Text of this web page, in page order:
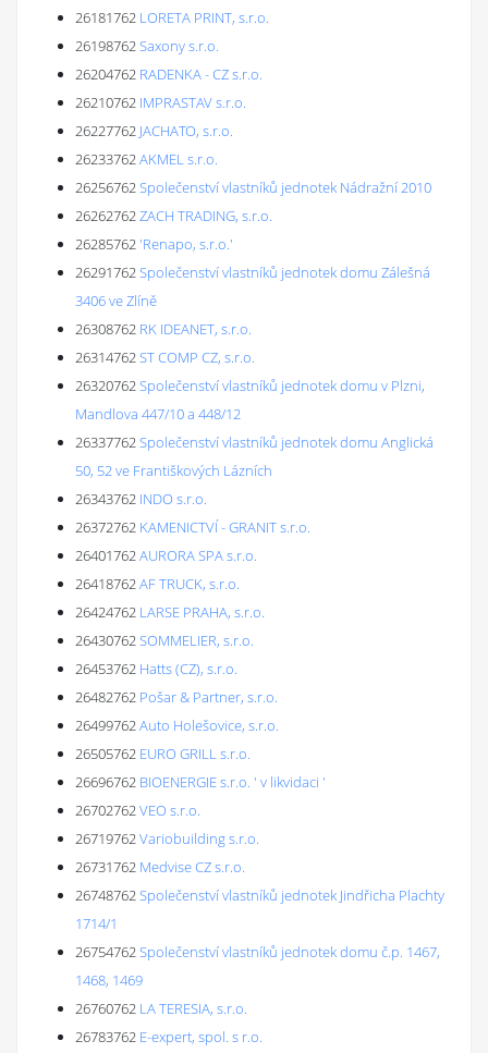
26181762 LORETA PRINT, s.r.o.
26198762Saxony s.r.o.
26204762 RADENKA - CZ s.r.o.
26210762 IMPRASTAV s.r.o.
26227762 JACHATO, s.r.o.
26233762AKMEL s.r.o.
26256762Společenství vlastníků jednotek Nádražní 2010
26262762ZACH TRADING, s.r.o.
26285762'Renapo, s.r.o.'
26291762Společenství vlastníků jednotek domu Zálešná
3406 ve Zlíně
26308762 RK IDEANET, s.r.o.
26314762ST COMP CZ, s.r.o.
26320762Společenství vlastníků jednotek domu v Plzni,
Mandlova 447/10 a 448/12
26337762Společenství vlastníků jednotek domu Anglická
50, 52 ve Františkových Lázních
26343762 INDO s.r.o.
26372762 KAMENICTVÍ - GRANIT s.r.o.
26401762AURORA SPA s.r.o.
26418762AF TRUCK, s.r.o.
26424762 LARSE PRAHA, s.r.o.
26430762SOMMELIER, s.r.o.
26453762 Hatts (CZ), s.r.o.
26482762 Pošar & Partner, s.r.o.
26499762Auto Holešovice, s.r.o.
26505762 EURO GRILL s.r.o.
26696762 BIOENERGIE s.r.o. ' v likvidaci '
26702762VEO s.r.o.
26719762Variobuilding s.r.o.
26731762 Medvise CZ s.r.o.
26748762Společenství vlastníků jednotek Jindřicha Plachty
1714/1
26754762Společenství vlastníků jednotek domu č.p. 1467,
1468, 1469
26760762 LA TERESIA, s.r.o.
26783762 E-expert, spol. s r.o.